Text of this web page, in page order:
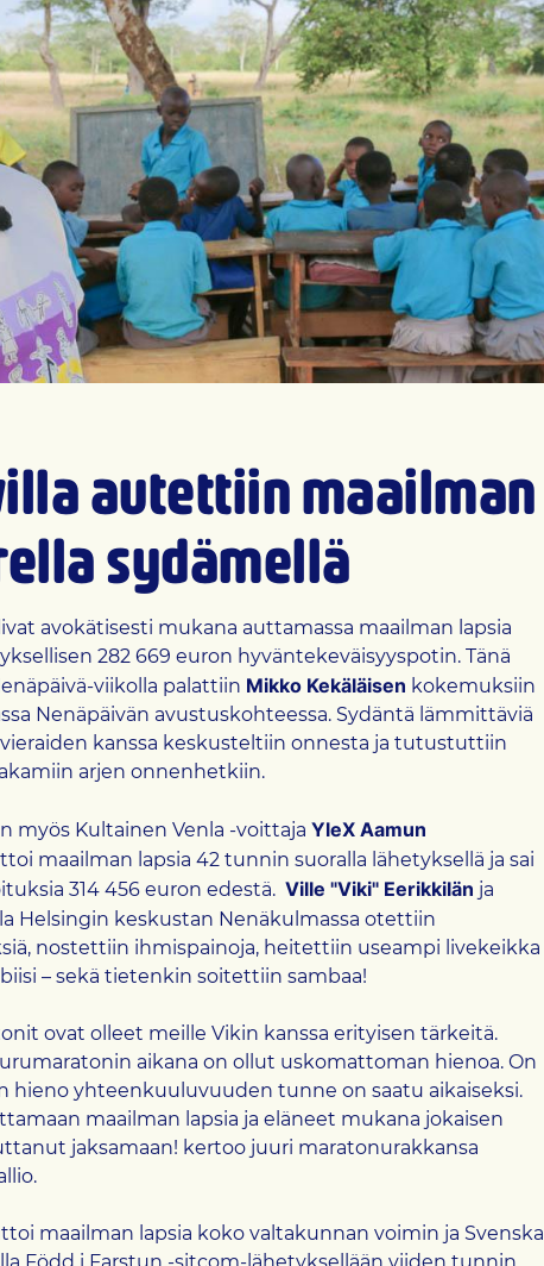
autettiin maailman
sydämellä
avokätisesti mukana auttamassa maailman lapsia
282 669 euron hyväntekeväisyyspotin. Tänä
viikolla palattiin Mikko Kekäläisen kokemuksiin
Nenäpäivän avustuskohteessa. Sydäntä lämmittäviä
kanssa keskusteltiin onnesta ja tutustuttiin
arjen onnenhetkiin.
myös Kultainen Venla -voittaja YleX Aamun
maailman lapsia 42 tunnin suoralla lähetyksellä ja sai
314 456 euron edestä. Ville "Viki" Eerikkilän ja
Helsingin keskustan Nenäkulmassa otettiin
nostettiin ihmispainoja, heitettiin useampi livekeikka
– sekä tietenkin soitettiin sambaa!
ovat olleet meille Vikin kanssa erityisen tärkeitä.
aikana on ollut uskomattoman hienoa. On
hieno yhteenkuuluvuuden tunne on saatu aikaiseksi.
maailman lapsia ja eläneet mukana jokaisen
jaksamaan! kertoo juuri maratonurakkansa
maailman lapsia koko valtakunnan voimin ja Svenska
Född i Farstun -sitcom-lähetyksellään viiden tunnin